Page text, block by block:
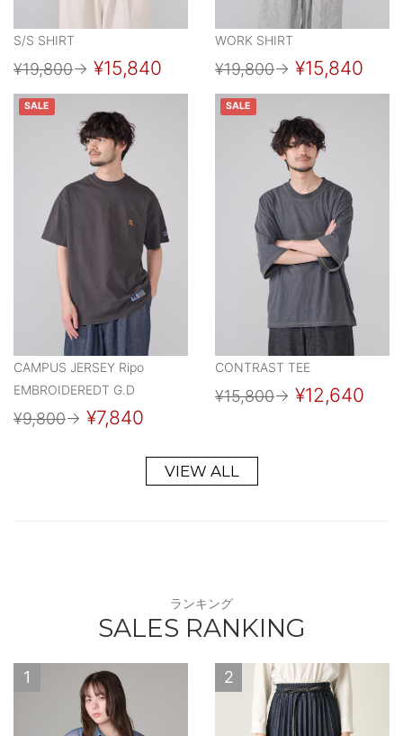
S/S SHIRT
¥19,800→ ¥15,840
WORK SHIRT
¥19,800→ ¥15,840
SALE
CAMPUS JERSEY Ripo
EMBROIDEREDT G.D
¥9,800→ ¥7,840
SALE
CONTRAST TEE
¥15,800→ ¥12,640
VIEW ALL
ランキング
SALES RANKING
1 2